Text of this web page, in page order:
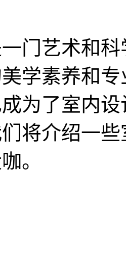
门艺术和
学素养和
为了室内
将介绍一
。